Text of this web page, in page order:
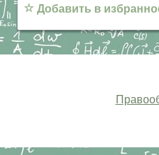
☆ Добавить в